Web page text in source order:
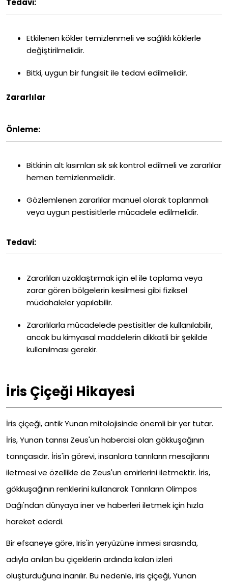
Tedavi:
Etkilenen kökler temizlenmeli ve sağlıklı köklerle
değiştirilmelidir.
Bitki, uygun bir fungisit ile tedavi edilmelidir.
Zararlılar
Önleme:
Bitkinin alt kısımları sık ​​sık kontrol edilmeli ve zararlılar
hemen temizlenmelidir.
Gözlemlenen zararlılar manuel olarak toplanmalı
veya uygun pestisitlerle mücadele edilmelidir.
Tedavi:
Zararlıları uzaklaştırmak için el ile toplama veya
zarar gören bölgelerin kesilmesi gibi fiziksel
müdahaleler yapılabilir.
Zararlılarla mücadelede pestisitler de kullanılabilir,
ancak bu kimyasal maddelerin dikkatli bir şekilde
kullanılması gerekir.
İris Çiçeği Hikayesi
İris çiçeği, antik Yunan mitolojisinde önemli bir yer tutar.
İris, Yunan tanrısı Zeus'un habercisi olan gökkuşağının
tanrıçasıdır. İris'in görevi, insanlara tanrıların mesajlarını
iletmesi ve özellikle de Zeus'un emirlerini iletmektir. İris,
gökkuşağının renklerini kullanarak Tanrıların Olimpos
Dağı'ndan dünyaya iner ve haberleri iletmek için hızla
hareket ederdi.
Bir efsaneye göre, Iris'in yeryüzüne inmesi sırasında,
adıyla anılan bu çiçeklerin ardında kalan izleri
oluşturduğuna inanılır. Bu nedenle, iris çiçeği, Yunan